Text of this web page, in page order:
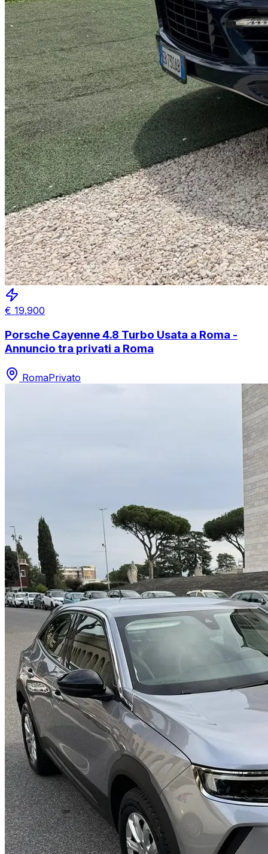
€ 19.900
Porsche Cayenne 4.8 Turbo Usata a Roma -
Annuncio tra privati a Roma
RomaPrivato